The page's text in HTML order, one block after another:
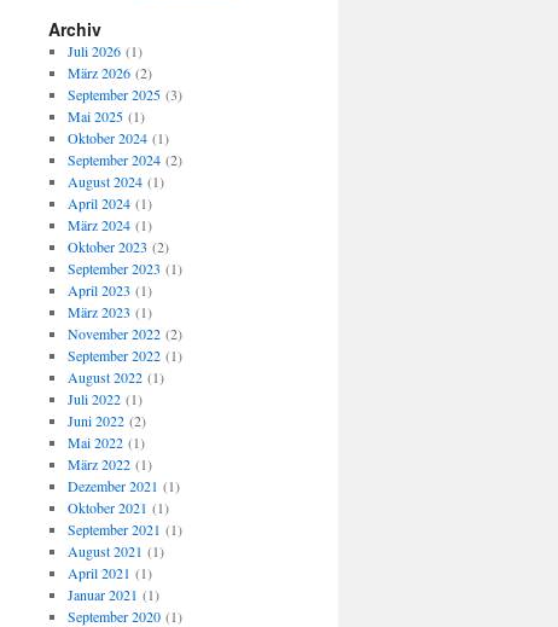
Archiv
Juli 2026(1)
März 2026(2)
September 2025(3)
Mai 2025(1)
Oktober 2024(1)
September 2024(2)
August 2024(1)
April 2024(1)
März 2024(1)
Oktober 2023 (2)
September 2023 (1)
April 2023 (1)
März 2023 (1)
November 2022(2)
September 2022(1)
August 2022(1)
Juli 2022(1)
Juni 2022(2)
Mai 2022(1)
März 2022(1)
Dezember 2021 (1)
Oktober 2021 (1)
September 2021 (1)
August 2021 (1)
April 2021 (1)
Januar 2021 (1)
September 2020(1)